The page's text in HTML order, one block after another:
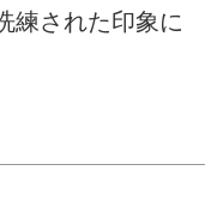
練された印象に